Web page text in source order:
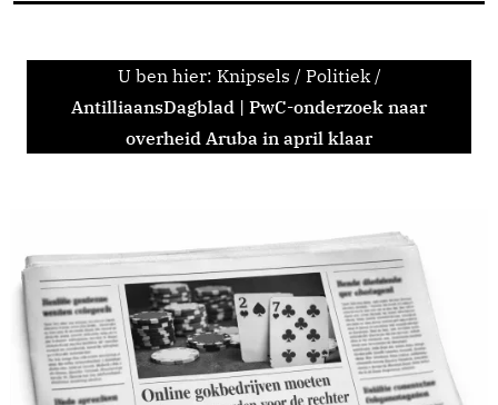
U ben hier: Knipsels / Politiek /
AntilliaansDagblad | PwC-onderzoek naar
overheid Aruba in april klaar